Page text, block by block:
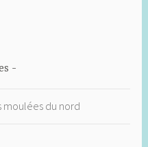
moulées du nord